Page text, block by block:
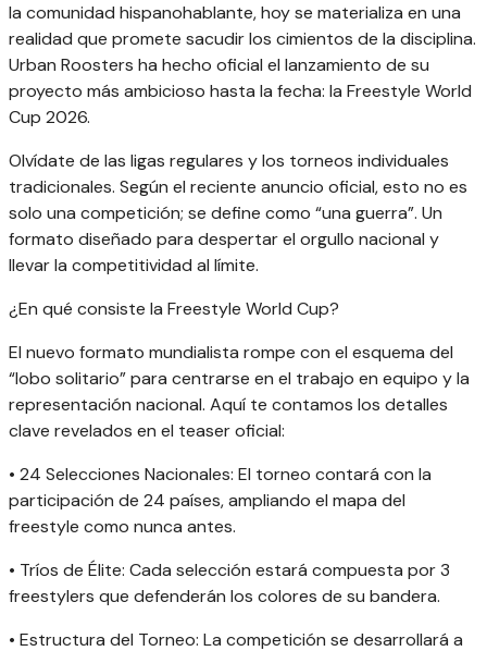
la comunidad hispanohablante, hoy se materializa en una
realidad que promete sacudir los cimientos de la disciplina.
Urban Roosters ha hecho oficial el lanzamiento de su
proyecto más ambicioso hasta la fecha: la Freestyle World
Cup 2026.
Olvídate de las ligas regulares y los torneos individuales
tradicionales. Según el reciente anuncio oficial, esto no es
solo una competición; se define como “una guerra”. Un
formato diseñado para despertar el orgullo nacional y
llevar la competitividad al límite.
¿En qué consiste la Freestyle World Cup?
El nuevo formato mundialista rompe con el esquema del
“lobo solitario” para centrarse en el trabajo en equipo y la
representación nacional. Aquí te contamos los detalles
clave revelados en el teaser oficial:
• 24 Selecciones Nacionales: El torneo contará con la
participación de 24 países, ampliando el mapa del
freestyle como nunca antes.
• Tríos de Élite: Cada selección estará compuesta por 3
freestylers que defenderán los colores de su bandera.
• Estructura del Torneo: La competición se desarrollará a